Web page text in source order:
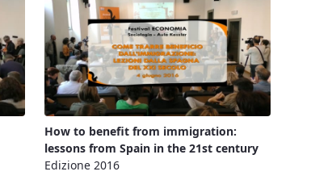
How to benefit from immigration:
lessons from Spain in the 21st century
Edizione 2016